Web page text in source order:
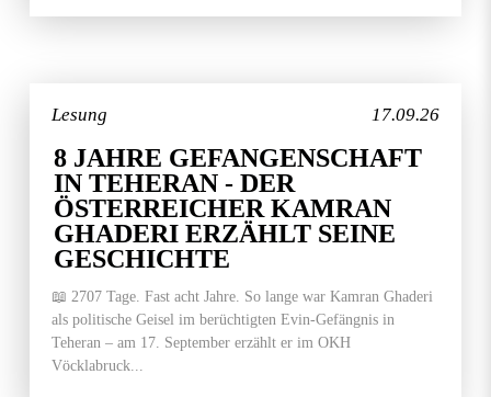
17.09.26
Lesung
8 JAHRE GEFANGENSCHAFT
IN TEHERAN - DER
ÖSTERREICHER KAMRAN
GHADERI ERZÄHLT SEINE
GESCHICHTE
📖 2707 Tage. Fast acht Jahre. So lange war Kamran Ghaderi
als politische Geisel im berüchtigten Evin-Gefängnis in
Teheran – am 17. September erzählt er im OKH
Vöcklabruck...